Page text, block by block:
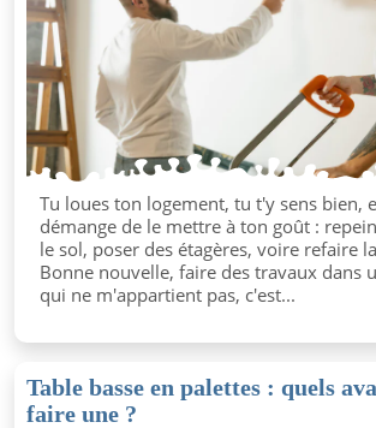
Tu loues ton logement, tu t'y sens bien,
démange de le mettre à ton goût :
le sol, poser des étagères, voire refaire
Bonne nouvelle, faire des travaux dans
qui ne m'appartient pas, c'est...
Table basse en palettes : quels
faire une ?